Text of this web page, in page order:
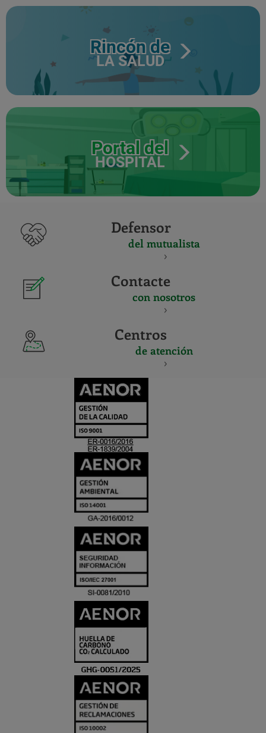
Rincón de
LA SALUD
Portal del
HOSPITAL
Defensor
del mutualista
Contacte
con nosotros
Centros
de atención